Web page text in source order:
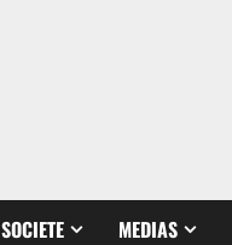
SOCIETE MEDIAS